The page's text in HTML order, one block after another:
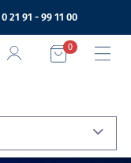
0 21 91 - 99 11 00
0